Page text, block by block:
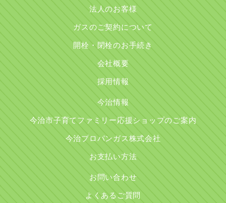
法人のお客様
ガスのご契約について
開栓・閉栓のお手続き
会社概要
採用情報
今治情報
今治市子育てファミリー応援ショップのご案内
今治プロパンガス株式会社
お支払い方法
お問い合わせ
よくあるご質問